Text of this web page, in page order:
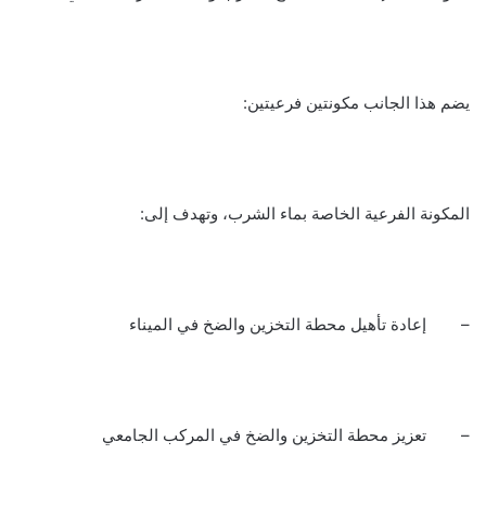
يضم هذا الجانب مكونتين فرعيتين:
المكونة الفرعية الخاصة بماء الشرب، وتهدف إلى:
– إعادة تأهيل محطة التخزين والضخ في الميناء
– تعزيز محطة التخزين والضخ في المركب الجامعي